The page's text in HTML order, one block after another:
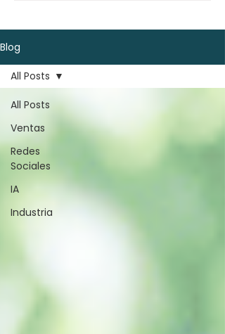
Blog
All Posts
Ventas
Redes
Sociales
IA
Industria
All Posts